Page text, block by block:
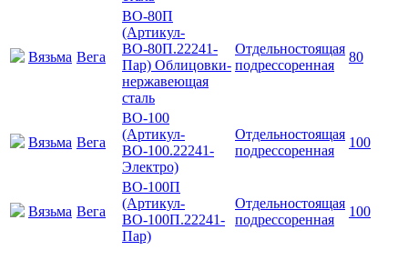
Вязьма Вега
ВО-80П
(Артикул-
ВО-80П.22241-
Пар) Облицовки-
нержавеющая
сталь
Отдельностоящая
подрессоренная
80
Вязьма Вега
ВО-100
(Артикул-
ВО-100.22241-
Электро)
Отдельностоящая
подрессоренная
100
Вязьма Вега
ВО-100П
(Артикул-
ВО-100П.22241-
Пар)
Отдельностоящая
подрессоренная
100